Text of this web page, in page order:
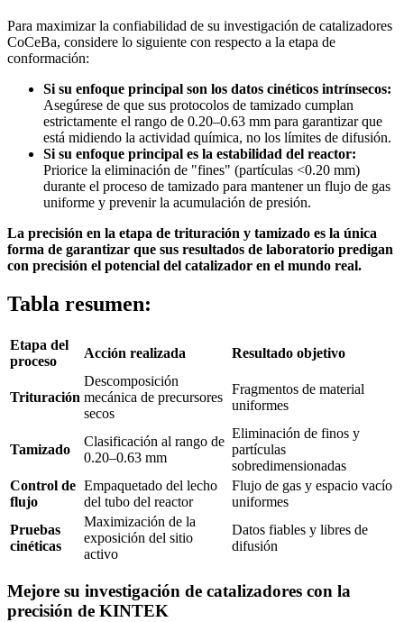
Para maximizar la confiabilidad de su investigación de catalizadores
CoCeBa, considere lo siguiente con respecto a la etapa de
conformación:
Si su enfoque principal son los datos cinéticos intrínsecos:
Asegúrese de que sus protocolos de tamizado cumplan
estrictamente el rango de 0.20–0.63 mm para garantizar que
está midiendo la actividad química, no los límites de difusión.
Si su enfoque principal es la estabilidad del reactor:
Priorice la eliminación de "fines" (partículas <0.20 mm)
durante el proceso de tamizado para mantener un flujo de gas
uniforme y prevenir la acumulación de presión.
La precisión en la etapa de trituración y tamizado es la única
forma de garantizar que sus resultados de laboratorio predigan
con precisión el potencial del catalizador en el mundo real.
Tabla resumen:
Etapa del
proceso
Acción realizada Resultado objetivo
Trituración
Descomposición
mecánica de precursores
secos
Fragmentos de material
uniformes
Tamizado
Clasificación al rango de
0.20–0.63 mm
Eliminación de finos y
partículas
sobredimensionadas
Control de
flujo
Empaquetado del lecho
del tubo del reactor
Flujo de gas y espacio vacío
uniformes
Pruebas
cinéticas
Maximización de la
exposición del sitio
activo
Datos fiables y libres de
difusión
Mejore su investigación de catalizadores con la
precisión de KINTEK